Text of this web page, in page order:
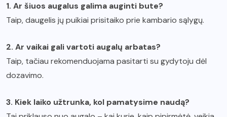
1. Ar šiuos augalus galima auginti bute?
Taip, daugelis jų puikiai prisitaiko prie kambario sąlygų.
2. Ar vaikai gali vartoti augalų arbatas?
Taip, tačiau rekomenduojama pasitarti su gydytoju dėl
dozavimo.
3. Kiek laiko užtrunka, kol pamatysime naudą?